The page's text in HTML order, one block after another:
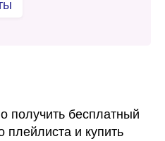
получить бесплатный
плейлиста и купить